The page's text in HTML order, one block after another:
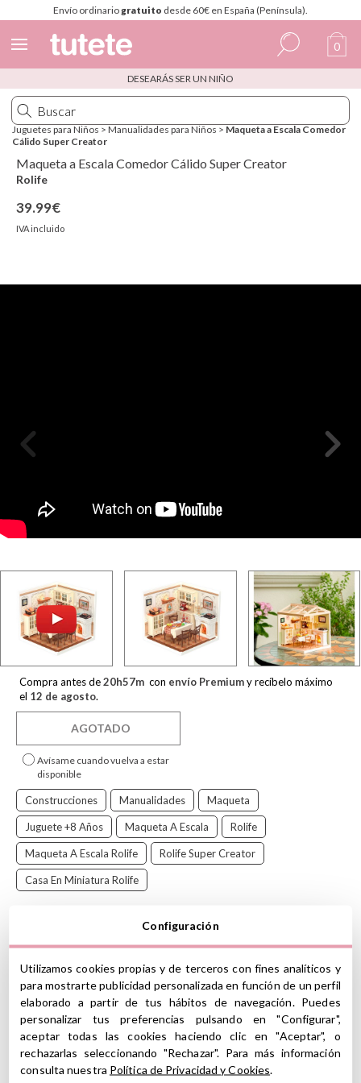
Envío ordinariogratuito desde 60€ en España (Península).
Español
Italiano
Inglés
0
DESEARÁS SER UN NIÑO
Juguetes para Niños > Manualidades para Niños > Maqueta a Escala Comedor
Cálido Super Creator
Maqueta a Escala Comedor Cálido Super Creator
Rolife
39.99€
IVA incluido
Compra antes de20h57m con envío Premiumy recíbelo máximo
el 12 de agosto.
Avísame cuando vuelva a estar
disponible
AGOTADO
Construcciones Manualidades Maqueta
Juguete +8 Años Maqueta A Escala Rolife
Maqueta A Escala Rolife Rolife Super Creator
Casa En Miniatura Rolife
Este acogedor comedor es una maqueta en miniatura de
recreación de la serie Super Store de Rolife Super Creator
cuya base está formada de tres placas de plástico fáciles de
conectar, una novedosa forma de recrear ambientes.
Puedes conectarla tanto de manera vertical como horizontal, ya
que los bordes de los tableros estan equipados de conectores
para poder incorporar más escenas.Además, incluye una luz que la
Configuración
Utilizamos cookies propias y de terceros con fines analíticos y
para mostrarte publicidad personalizada en función de un perfil
elaborado a partir de tus hábitos de navegación. Puedes
personalizar tus preferencias pulsando en "Configurar",
aceptar todas las cookies haciendo clic en "Aceptar", o
rechazarlas seleccionando "Rechazar". Para más información
consulta nuestra Política de Privacidad y Cookies